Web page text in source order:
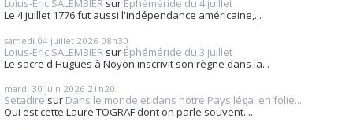
Loius-Eric SALEMBIER sur Éphéméride du 4 juillet
Le 4 juillet 1776 fut aussi l'indépendance américaine,...
samedi 04 juillet 2026 08h30
Loius-Eric SALEMBIER sur Éphéméride du 3 juillet
Le sacre d'Hugues à Noyon inscrivit son règne dans la...
mardi 30 juin 2026 21h20
Setadire sur Dans le monde et dans notre Pays légal en folie...
Qui est cette Laure TOGRAF dont on parle souvent....